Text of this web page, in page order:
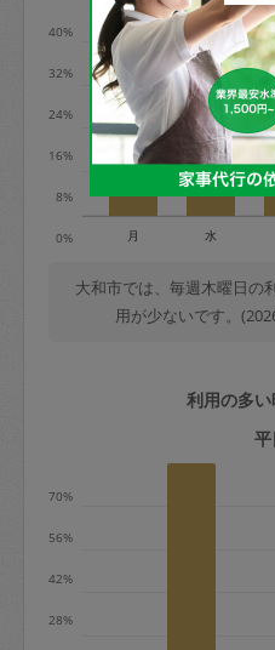
発生
水曜日9時〜金曜
50%
金曜日9時～土曜
100%
土曜日8時〜実施
＋交通費全額
依頼者不在による
金額の100%＋交
定期契約をキャン
期は月2回まで隔
ンセル料は発生し
0%
8%
16%
24%
32%
40%
月 水
大和市では、毎週木曜日の
用が少ないです。
利用の多
平
28%
42%
56%
70%